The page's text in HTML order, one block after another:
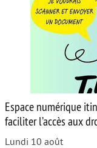
Espace numérique
faciliter l’accès aux
Lundi 10 août